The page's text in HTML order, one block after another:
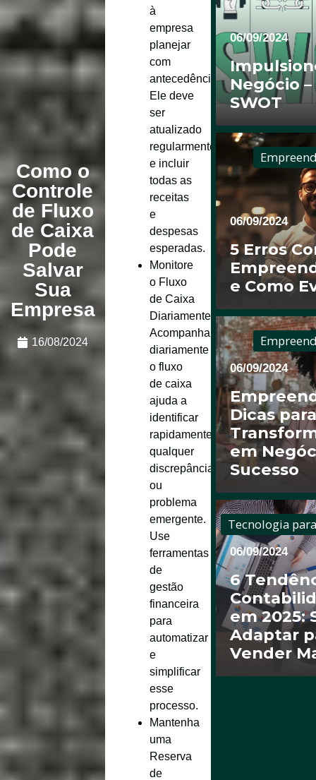
Como o
Controle
de Fluxo
de Caixa
Pode
Salvar
Sua
Empresa
16/08/2024
à
empresa
planejar
com
antecedência.
Ele deve
ser
atualizado
regularmente
e incluir
todas as
receitas
e
despesas
esperadas.
Monitore
o Fluxo
de Caixa
Diariamente:
Acompanhar
diariamente
o fluxo
de caixa
ajuda a
identificar
rapidamente
qualquer
discrepância
ou
problema
emergente.
Use
ferramentas
de
gestão
financeira
para
automatizar
e
simplificar
esse
processo.
Mantenha
uma
Reserva
de
06/09/2024
Negócio
SWOT
06/09/2024
5 Erros
e Como
06/09/2024
Dicas
em
Sucesso
06/09/2024
6
em 2025:
Adaptar
Vender
Tecnologia